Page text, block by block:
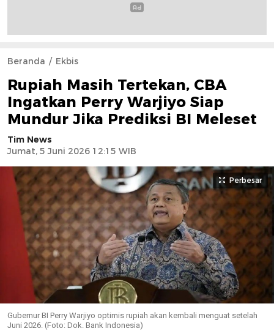
Beranda Ekbis
Rupiah Masih Tertekan, CBA
Ingatkan Perry Warjiyo Siap
Mundur Jika Prediksi BI Meleset
Tim News
Jumat, 5 Juni 2026 12:15 WIB
Perbesar
Gubernur BI Perry Warjiyo optimis rupiah akan kembali menguat setelah
Juni 2026. (Foto: Dok. Bank Indonesia)